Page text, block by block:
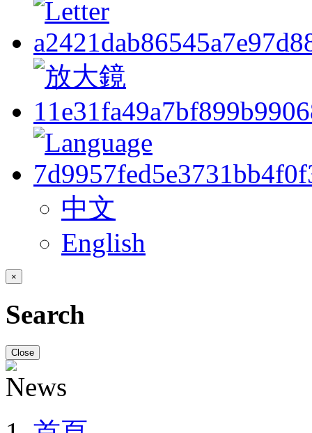
中文
English
×
Search
Close